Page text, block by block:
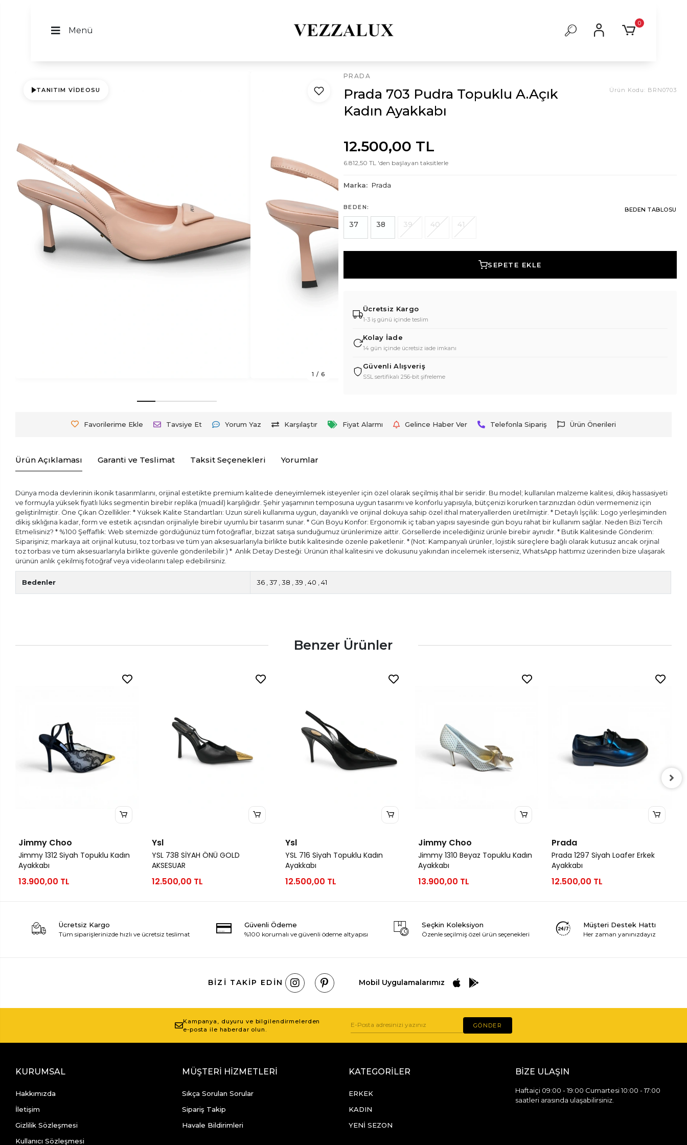
Menü
0
TANITIM VIDEOSU
1 / 6
PRADA
Prada 703 Pudra Topuklu A.Açık
Kadın Ayakkabı
Ürün Kodu: BRN0703
12.500,00 TL
6.812,50 TL 'den başlayan taksitlerle
Marka: Prada
BEDEN: BEDEN TABLOSU
37 38 39 40 41
SEPETE EKLE
Ücretsiz Kargo
1-3 iş günü içinde teslim
Kolay İade
14 gün içinde ücretsiz iade imkanı
Güvenli Alışveriş
SSL sertifikalı 256-bit şifreleme
Favorilerime Ekle Tavsiye Et Yorum Yaz Karşılaştır Fiyat Alarmı Gelince Haber Ver Telefonla Sipariş Ürün Önerileri
Ürün Açıklaması Garanti ve Teslimat Taksit Seçenekleri Yorumlar
Dünya moda devlerinin ikonik tasarımlarını, orijinal estetikte premium kalitede deneyimlemek isteyenler için özel olarak seçilmiş ithal bir seridir. Bu model; kullanılan malzeme kalitesi, dikiş hassasiyeti
ve formuyla yüksek fiyatlı lüks segmentin birebir replika (muadil) karşılığıdır. Şehir yaşamının temposuna uygun tasarımı ve konforlu yapısıyla, bütçenizi korurken tarzınızdan ödün vermemeniz için
geliştirilmiştir. Öne Çıkan Özellikler: * Yüksek Kalite Standartları: Uzun süreli kullanıma uygun, dayanıklı ve orijinal dokuya sahip özel ithal materyallerden üretilmiştir. * Detaylı İşçilik: Logo yerleşiminden
dikiş sıklığına kadar, form ve estetik açısından orijinaliyle birebir uyumlu bir tasarım sunar. * Gün Boyu Konfor: Ergonomik iç taban yapısı sayesinde gün boyu rahat bir kullanım sağlar. Neden Bizi Tercih
Etmelisiniz? * %100 Şeffaflık: Web sitemizde gördüğünüz tüm fotoğraflar, bizzat satışa sunduğumuz ürünlerimize aittir. Görsellerde incelediğiniz ürünle birebir aynıdır. * Butik Kalitesinde Gönderim:
Siparişiniz; markaya ait orijinal kutusu, toz torbası ve tüm yan aksesuarlarıyla birlikte butik kalitesinde özenle paketlenir. * (Not: Kampanyalı ürünler, lojistik süreçlere bağlı olarak kutusuz ancak orjinal
toz torbası ve tüm aksesuarlarıyla birlikte güvenle gönderilebilir.) * ⁠ Anlık Detay Desteği: Ürünün ithal kalitesini ve dokusunu yakından incelemek isterseniz, WhatsApp hattımız üzerinden bize ulaşarak
ürünün anlık çekilmiş fotoğraf veya videolarını talep edebilirsiniz.
Bedenler 36 ,37 ,38 ,39 ,40 ,41
Benzer Ürünler
Jimmy Choo
Jimmy 1312 Siyah Topuklu Kadın
Ayakkabı
13.900,00 TL
Ysl
YSL 738 SİYAH ÖNÜ GOLD
AKSESUAR
12.500,00 TL
Ysl
YSL 716 Siyah Topuklu Kadın
Ayakkabı
12.500,00 TL
Jimmy Choo
Jimmy 1310 Beyaz Topuklu Kadın
Ayakkabı
13.900,00 TL
Prada
Prada 1297 Siyah Loafer Erkek
Ayakkabı
12.500,00 TL
Ücretsiz Kargo
Tüm siparişlerinizde hızlı ve ücretsiz teslimat
Güvenli Ödeme
%100 korumalı ve güvenli ödeme altyapısı
Seçkin Koleksiyon
Özenle seçilmiş özel ürün seçenekleri
Müşteri Destek Hattı
Her zaman yanınızdayız
BIZI TAKIP EDIN Mobil Uygulamalarımız
Kampanya, duyuru ve bilgilendirmelerden
e-posta ile haberdar olun.
GÖNDER
KURUMSAL
Hakkımızda
İletişim
Gizlilik Sözleşmesi
Kullanıcı Sözleşmesi
MÜŞTERİ HİZMETLERİ
Sıkça Sorulan Sorular
Sipariş Takip
Havale Bildirimleri
KATEGORİLER
ERKEK
KADIN
YENİ SEZON
BİZE ULAŞIN
Haftaiçi 09:00 - 19:00 Cumartesi 10:00 - 17:00
saatleri arasında ulaşabilirsiniz.